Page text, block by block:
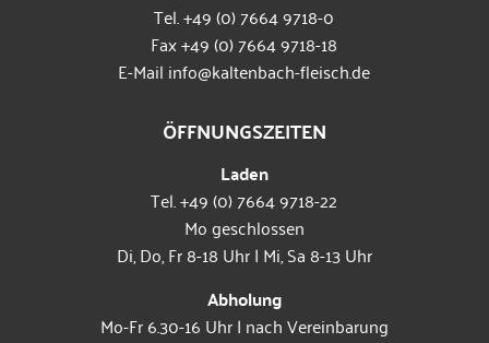
Tel.+49 (0) 7664 9718-0
Fax +49 (0) 7664 9718-18
E-Mail info@kaltenbach-fleisch.de
ÖFFNUNGSZEITEN
Laden
Tel. +49 (0) 7664 9718-22
Mo geschlossen
Di, Do, Fr 8-18 Uhr | Mi, Sa 8-13 Uhr
Abholung
Mo-Fr 6.30-16 Uhr | nach Vereinbarung